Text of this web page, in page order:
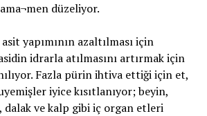
düzeliyor.
yapımının azaltılması için
idrarla atılmasını artırmak için
Fazla pürin ihtiva ettiği için et,
iyice kısıtlanıyor; beyin,
dalak ve kalp gibi iç organ etleri